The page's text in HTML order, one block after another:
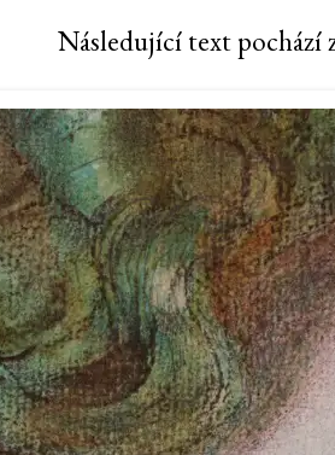
Následující text pochází